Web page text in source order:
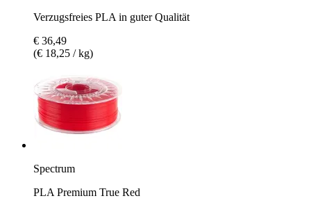
Verzugsfreies PLA in guter Qualität
€ 36,49
(€ 18,25 / kg)
Spectrum
PLA Premium True Red